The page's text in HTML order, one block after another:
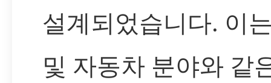
설계되었습니다. 이
및 자동차 분야와 같